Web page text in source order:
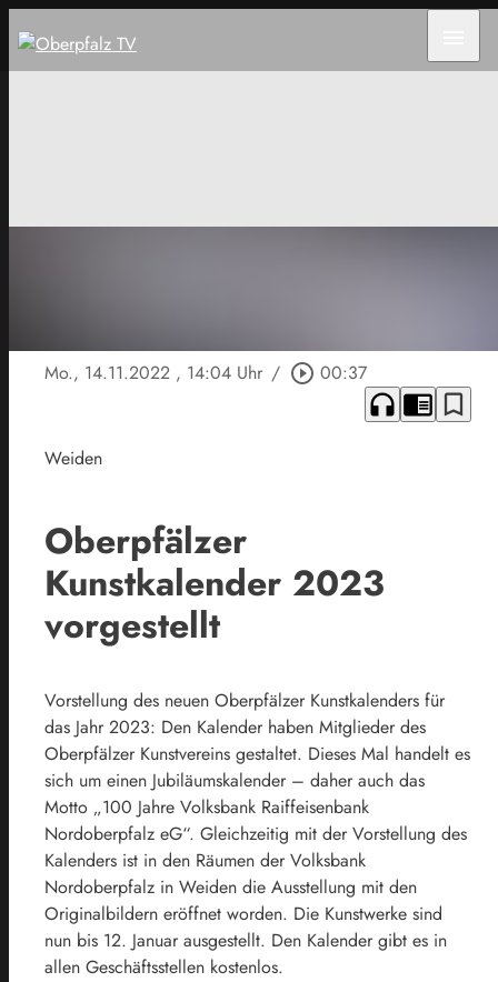
Mo., 14.11.2022 , 14:04 Uhr / play_circle_outline 00:37
headphones chrome_reader_mode bookmark_border
Weiden
Oberpfälzer
Kunstkalender 2023
vorgestellt
Vorstellung des neuen Oberpfälzer Kunstkalenders für
das Jahr 2023: Den Kalender haben Mitglieder des
Oberpfälzer Kunstvereins gestaltet. Dieses Mal handelt es
sich um einen Jubiläumskalender – daher auch das
Motto „100 Jahre Volksbank Raiffeisenbank
Nordoberpfalz eG“. Gleichzeitig mit der Vorstellung des
Kalenders ist in den Räumen der Volksbank
Nordoberpfalz in Weiden die Ausstellung mit den
Originalbildern eröffnet worden. Die Kunstwerke sind
nun bis 12. Januar ausgestellt. Den Kalender gibt es in
allen Geschäftsstellen kostenlos.